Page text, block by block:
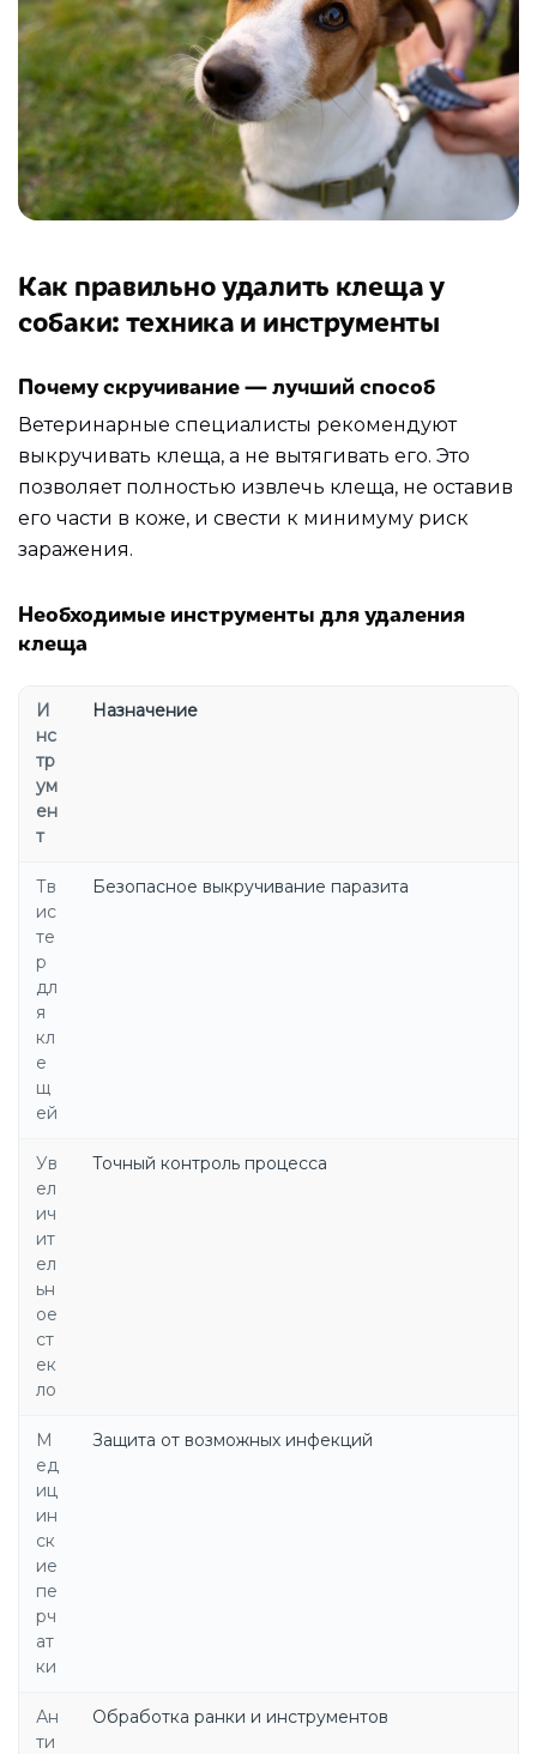
Как правильно удалить клеща у
собаки: техника и инструменты
Почему скручивание — лучший способ
Ветеринарные специалисты рекомендуют
выкручивать клеща, а не вытягивать его. Это
позволяет полностью извлечь клеща, не оставив
его части в коже, и свести к минимуму риск
заражения.
Необходимые инструменты для удаления
клеща
И
нс
тр
ум
ен
т
Назначение
Тв
ис
те
р
дл
я
кл
е
щ
ей
Безопасное выкручивание паразита
Ув
ел
ич
ит
ел
ьн
ое
ст
ек
ло
Точный контроль процесса
М
ед
иц
ин
ск
ие
пе
рч
ат
ки
Защита от возможных инфекций
Ан
ти
Обработка ранки и инструментов